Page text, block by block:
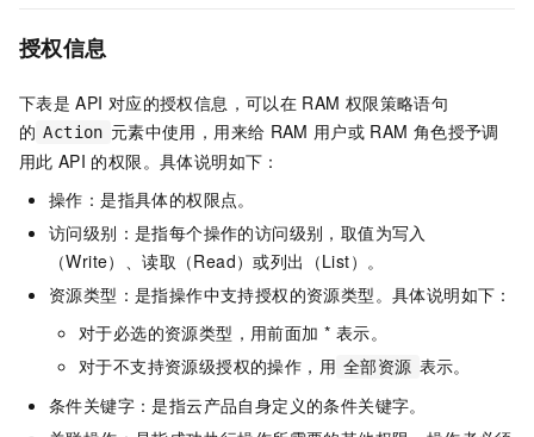
授权信息
下表是 API 对应的授权信息，可以在 RAM 权限策略语句
的 Action 元素中使用，用来给 RAM 用户或 RAM 角色授予调
用此 API 的权限。具体说明如下：
操作：是指具体的权限点。
访问级别：是指每个操作的访问级别，取值为写入
（Write）、读取（Read）或列出（List）。
资源类型：是指操作中支持授权的资源类型。具体说明如下：
对于必选的资源类型，用前面加 * 表示。
对于不支持资源级授权的操作，用 全部资源 表示。
条件关键字：是指云产品自身定义的条件关键字。